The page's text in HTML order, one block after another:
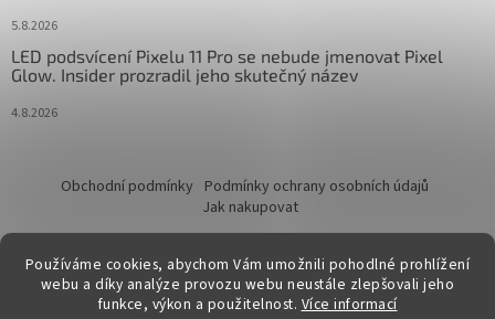
Používáme cookies, abychom Vám umožnili pohodlné prohlížení
webu a díky analýze provozu webu neustále zlepšovali jeho
funkce, výkon a použitelnost. Více informací
5.8.2026
LED podsvícení Pixelu 11 Pro se nebude jmenovat Pixel
Glow. Insider prozradil jeho skutečný název
4.8.2026
Obchodní podmínky Podmínky ochrany osobních údajů
Jak nakupovat